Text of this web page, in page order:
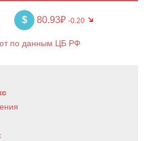
$ 80.93₽ -0.20
по данным ЦБ РФ